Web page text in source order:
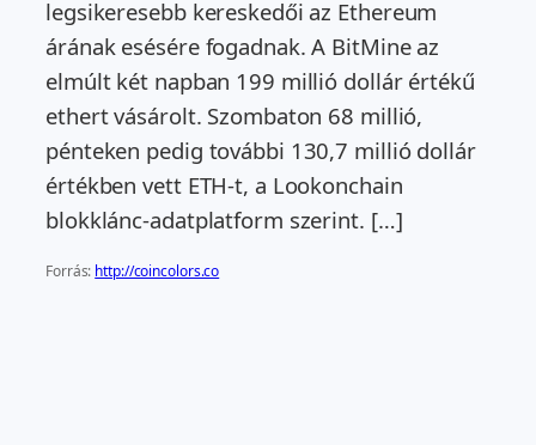
legsikeresebb kereskedői az Ethereum
árának esésére fogadnak. A BitMine az
elmúlt két napban 199 millió dollár értékű
ethert vásárolt. Szombaton 68 millió,
pénteken pedig további 130,7 millió dollár
értékben vett ETH-t, a Lookonchain
blokklánc-adatplatform szerint. […]
Forrás: http://coincolors.co